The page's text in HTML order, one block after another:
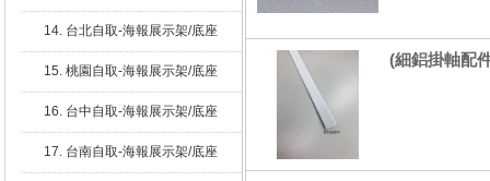
14. 台北自取-海報展示架/底座
15. 桃園自取-海報展示架/底座
16. 台中自取-海報展示架/底座
17. 台南自取-海報展示架/底座
(細鋁掛軸配